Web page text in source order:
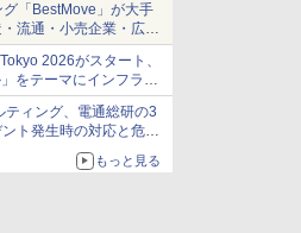
「BestMove」が大手
流通・小売企業・広告
ズへ
2026がスタート、
をテーマにインフラ運
ィング、電通総研の3
ト発生時の対応と危機
するプログラムを提供
もっと見る